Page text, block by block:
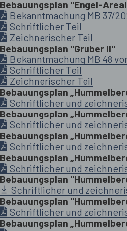
Bebauungsplan "Engel-
Bekanntmachung MB 37/
Schriftlicher Teil
Zeichnerischer Teil
Bebauungsplan "Gruber II"
Bekanntmachung MB 48
Schriftlicher Teil
Zeichnerischer Teil
Bebauungsplan
Schriftlicher und
Bebauungsplan
Schriftlicher und
Bebauungsplan
Schriftlicher und
Bebauungsplan
Schriftlicher und
Bebauungsplan
Schriftlicher und
Bebauungsplan
Schriftlicher und
Bebauungsplan